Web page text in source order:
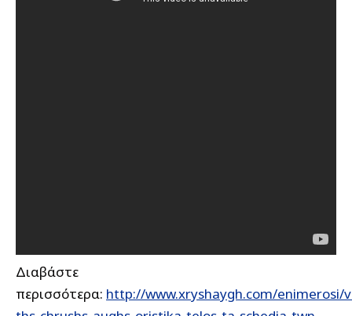
Διαβάστε
περισσότερα: http://www.xryshaygh.com/enimerosi/